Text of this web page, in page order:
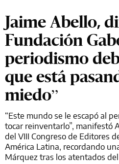
Jaime Abello,
Fundación
periodismo
que está
miedo”
“Este mundo se le escapó al
tocar reinventarlo”, manifestó
del VIII Congreso de Editores
América Latina, recordando
Márquez tras los atentados